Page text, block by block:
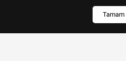
Tamam